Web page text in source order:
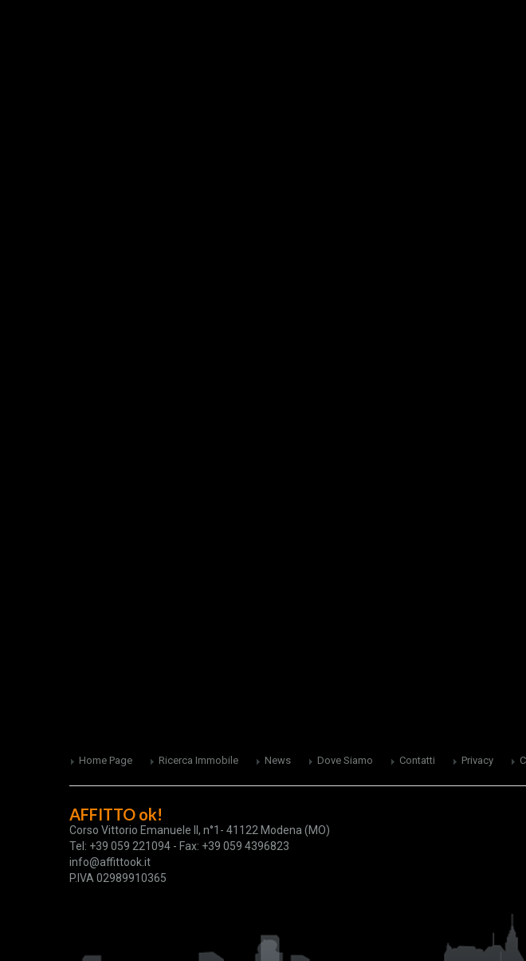
Home Page Ricerca Immobile News Dove Siamo Contatti Privacy
AFFITTO ok!
Corso Vittorio Emanuele II, n°1- 41122 Modena (MO)
Tel: +39 059 221094 - Fax: +39 059 4396823
info@affittook.it
P.IVA 02989910365